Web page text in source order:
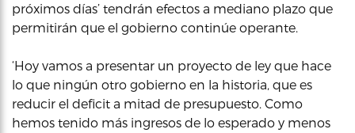
próximos días’ tendrán efectos a mediano plazo que
permitirán que el gobierno continúe operante.
‘Hoy vamos a presentar un proyecto de ley que hace
lo que ningún otro gobierno en la historia, que es
reducir el deficit a mitad de presupuesto. Como
hemos tenido más ingresos de lo esperado y menos